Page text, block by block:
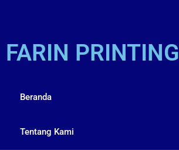
FARIN PRINTING
Beranda
Tentang Kami